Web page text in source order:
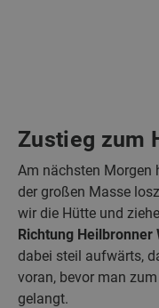
Zustieg zum
Am nächsten Morgen
der großen Masse
wir die Hütte und
Richtung Heilbronner
dabei steil aufwärts,
voran, bevor man
gelangt.